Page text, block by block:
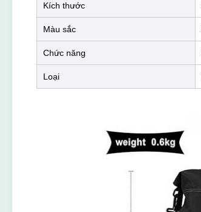
Kích thước
Màu sắc
Chức năng
Loại